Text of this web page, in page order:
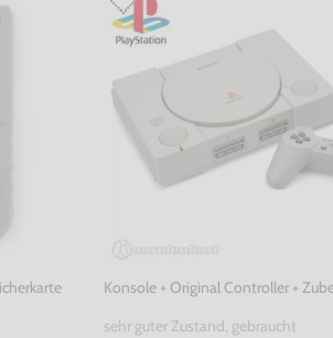
Konsole + Original Controller +
sehr guter Zustand, gebraucht